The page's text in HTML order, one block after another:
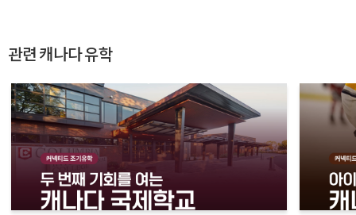
관련 캐나다 유학